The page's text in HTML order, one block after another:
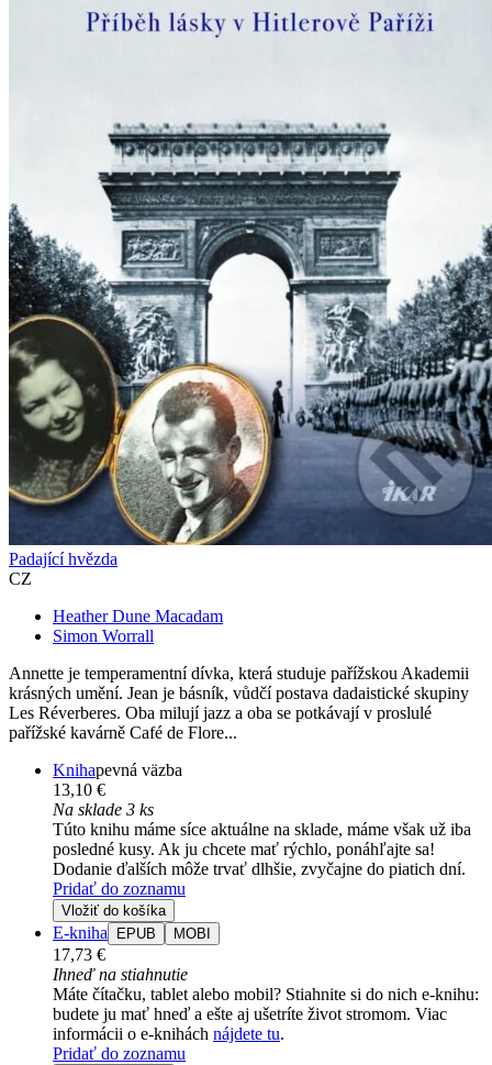
Padající hvězda
CZ
Heather Dune Macadam
Simon Worrall
Annette je temperamentní dívka, která studuje pařížskou Akademii
krásných umění. Jean je básník, vůdčí postava dadaistické skupiny
Les Réverberes. Oba milují jazz a oba se potkávají v proslulé
pařížské kavárně Café de Flore...
Knihapevná väzba
13,10 €
Na sklade 3 ks
Túto knihu máme síce aktuálne na sklade, máme však už iba
posledné kusy. Ak ju chcete mať rýchlo, ponáhľajte sa!
Dodanie ďalších môže trvať dlhšie, zvyčajne do piatich dní.
Pridať do zoznamu
Vložiť do košíka
E-kniha EPUB MOBI
17,73 €
Ihneď na stiahnutie
Máte čítačku, tablet alebo mobil? Stiahnite si do nich e-knihu:
budete ju mať hneď a ešte aj ušetríte život stromom. Viac
informácii o e-knihách nájdete tu.
Pridať do zoznamu